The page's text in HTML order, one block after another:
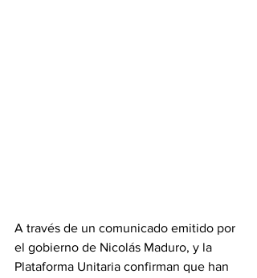
A través de un comunicado emitido por
el gobierno de Nicolás Maduro, y la
Plataforma Unitaria confirman que han